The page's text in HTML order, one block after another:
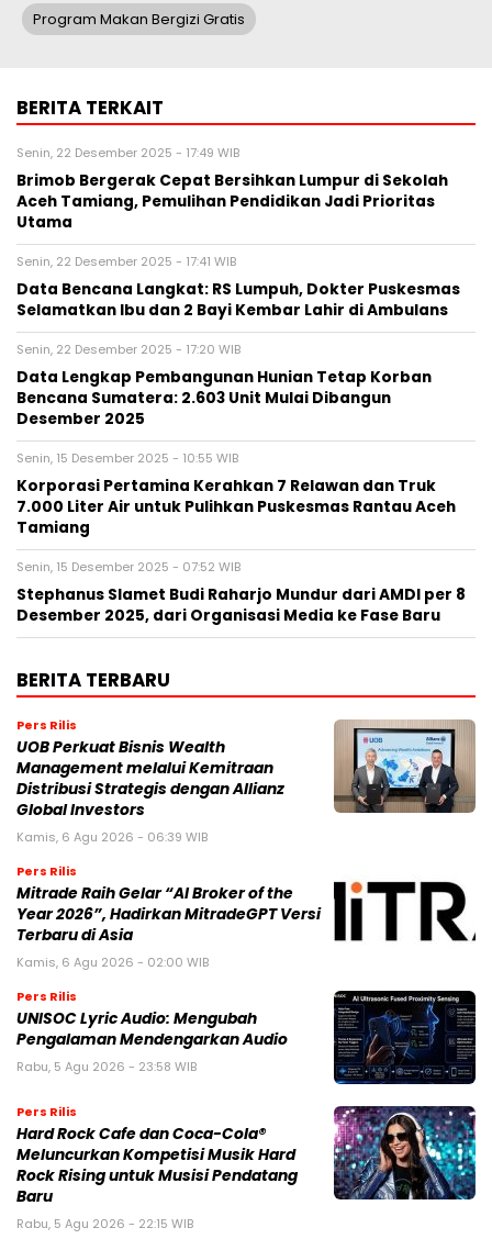
Program Makan Bergizi Gratis
BERITA TERKAIT
Senin, 22 Desember 2025 - 17:49 WIB
Brimob Bergerak Cepat Bersihkan Lumpur di Sekolah
Aceh Tamiang, Pemulihan Pendidikan Jadi Prioritas
Utama
Senin, 22 Desember 2025 - 17:41 WIB
Data Bencana Langkat: RS Lumpuh, Dokter Puskesmas
Selamatkan Ibu dan 2 Bayi Kembar Lahir di Ambulans
Senin, 22 Desember 2025 - 17:20 WIB
Data Lengkap Pembangunan Hunian Tetap Korban
Bencana Sumatera: 2.603 Unit Mulai Dibangun
Desember 2025
Senin, 15 Desember 2025 - 10:55 WIB
Korporasi Pertamina Kerahkan 7 Relawan dan Truk
7.000 Liter Air untuk Pulihkan Puskesmas Rantau Aceh
Tamiang
Senin, 15 Desember 2025 - 07:52 WIB
Stephanus Slamet Budi Raharjo Mundur dari AMDI per 8
Desember 2025, dari Organisasi Media ke Fase Baru
BERITA TERBARU
Pers Rilis
UOB Perkuat Bisnis Wealth
Management melalui Kemitraan
Distribusi Strategis dengan Allianz
Global Investors
Kamis, 6 Agu 2026 - 06:39 WIB
Pers Rilis
Mitrade Raih Gelar “AI Broker of the
Year 2026”, Hadirkan MitradeGPT Versi
Terbaru di Asia
Kamis, 6 Agu 2026 - 02:00 WIB
Pers Rilis
UNISOC Lyric Audio: Mengubah
Pengalaman Mendengarkan Audio
Rabu, 5 Agu 2026 - 23:58 WIB
Pers Rilis
Hard Rock Cafe dan Coca-Cola®
Meluncurkan Kompetisi Musik Hard
Rock Rising untuk Musisi Pendatang
Baru
Rabu, 5 Agu 2026 - 22:15 WIB